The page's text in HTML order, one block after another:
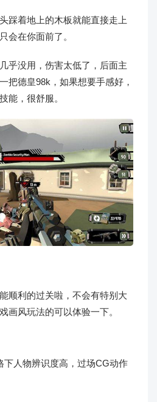
踩着地上的木板就能直接走上
会在你面前了。
乎没用，伤害太低了，后面主
把德皇98k，如果想要手感好，
能，很舒服。
顺利的过关啦，不会有特别大
画风玩法的可以体验一下。
下人物辨识度高，过场CG动作